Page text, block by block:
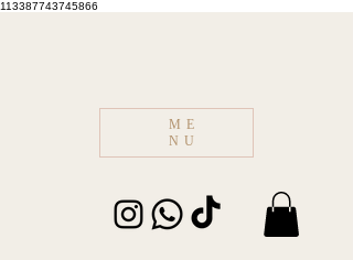
113387743745866
ME
NU